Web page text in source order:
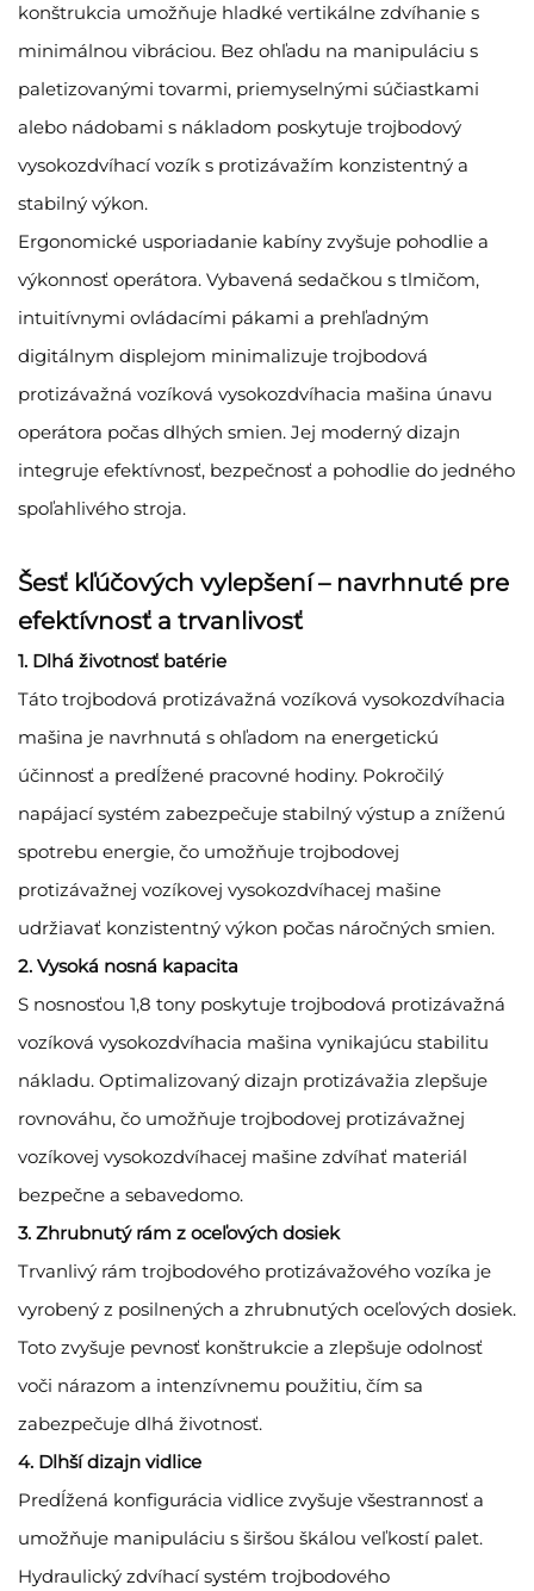
konštrukcia umožňuje hladké vertikálne zdvíhanie s
minimálnou vibráciou. Bez ohľadu na manipuláciu s
paletizovanými tovarmi, priemyselnými súčiastkami
alebo nádobami s nákladom poskytuje trojbodový
vysokozdvíhací vozík s protizávažím konzistentný a
stabilný výkon.
Ergonomické usporiadanie kabíny zvyšuje pohodlie a
výkonnosť operátora. Vybavená sedačkou s tlmičom,
intuitívnymi ovládacími pákami a prehľadným
digitálnym displejom minimalizuje trojbodová
protizávažná vozíková vysokozdvíhacia mašina únavu
operátora počas dlhých smien. Jej moderný dizajn
integruje efektívnosť, bezpečnosť a pohodlie do jedného
spoľahlivého stroja.
Šesť kľúčových vylepšení – navrhnuté pre
efektívnosť a trvanlivosť
1. Dlhá životnosť batérie
Táto trojbodová protizávažná vozíková vysokozdvíhacia
mašina je navrhnutá s ohľadom na energetickú
účinnosť a predĺžené pracovné hodiny. Pokročilý
napájací systém zabezpečuje stabilný výstup a zníženú
spotrebu energie, čo umožňuje trojbodovej
protizávažnej vozíkovej vysokozdvíhacej mašine
udržiavať konzistentný výkon počas náročných smien.
2. Vysoká nosná kapacita
S nosnosťou 1,8 tony poskytuje trojbodová protizávažná
vozíková vysokozdvíhacia mašina vynikajúcu stabilitu
nákladu. Optimalizovaný dizajn protizávažia zlepšuje
rovnováhu, čo umožňuje trojbodovej protizávažnej
vozíkovej vysokozdvíhacej mašine zdvíhať materiál
bezpečne a sebavedomo.
3. Zhrubnutý rám z oceľových dosiek
Trvanlivý rám trojbodového protizávažového vozíka je
vyrobený z posilnených a zhrubnutých oceľových dosiek.
Toto zvyšuje pevnosť konštrukcie a zlepšuje odolnosť
voči nárazom a intenzívnemu použitiu, čím sa
zabezpečuje dlhá životnosť.
4. Dlhší dizajn vidlice
Predĺžená konfigurácia vidlice zvyšuje všestrannosť a
umožňuje manipuláciu s širšou škálou veľkostí palet.
Hydraulický zdvíhací systém trojbodového